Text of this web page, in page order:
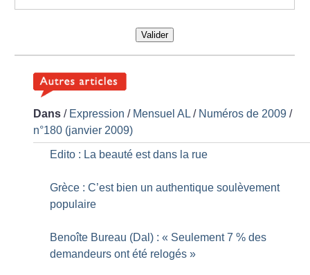
Valider
Dans / Expression / Mensuel AL / Numéros de 2009 /
n°180 (janvier 2009)
Edito : La beauté est dans la rue
Grèce : C’est bien un authentique soulèvement
populaire
Benoîte Bureau (Dal) : « Seulement 7 % des
demandeurs ont été relogés »